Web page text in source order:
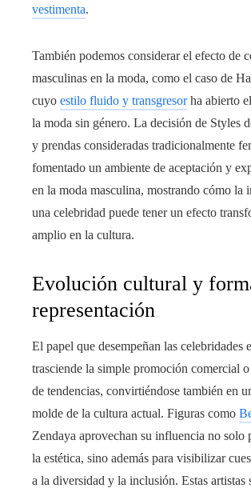
vestimenta.
También podemos considerar el efecto de
masculinas en la moda, como el caso de
cuyo estilo fluido y transgresorha abierto
la moda sin género. La decisión de Styles
y prendas consideradas tradicionalmente
fomentado un ambiente de aceptación y
en la moda masculina, mostrando cómo la
una celebridad puede tener un efecto
amplio en la cultura.
Evolución cultural y
representación
El papel que desempeñan las celebridades
trasciende la simple promoción comercial
de tendencias, convirtiéndose también en
molde de la cultura actual. Figuras como
Zendaya aprovechan su influencia no solo
la estética, sino además para visibilizar
a la diversidad y la inclusión. Estas artistas